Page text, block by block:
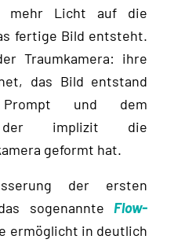
mehr Licht auf die
fertige Bild entsteht.
Traumkamera: ihre
das Bild entstand
und dem
der implizit die
geformt hat.
der ersten
sogenannteFlow-
ermöglicht in deutlich